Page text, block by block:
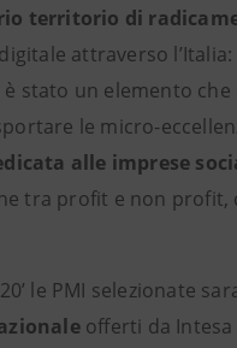
territorio di
attraverso
stato un elemento
le micro-
alle imprese
tra profit e non
le PMI selezionate
offerti da Intesa